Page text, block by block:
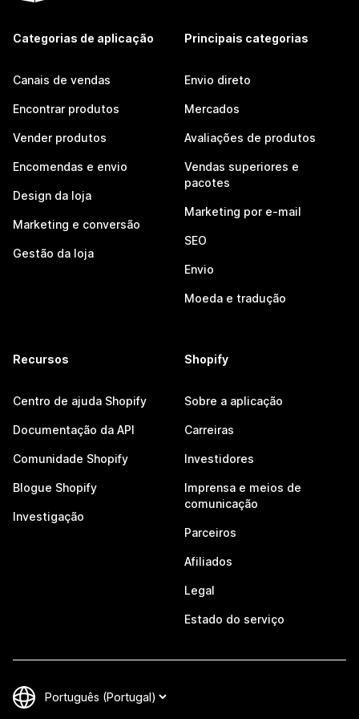
Categorias de aplicação
Canais de vendas
Encontrar produtos
Vender produtos
Encomendas e envio
Design da loja
Marketing e conversão
Gestão da loja
Principais categorias
Envio direto
Mercados
Avaliações de produtos
Vendas superiores e
pacotes
Marketing por e-mail
SEO
Envio
Moeda e tradução
Recursos
Centro de ajuda Shopify
Documentação da API
Comunidade Shopify
Blogue Shopify
Investigação
Shopify
Sobre a aplicação
Carreiras
Investidores
Imprensa e meios de
comunicação
Parceiros
Afiliados
Legal
Estado do serviço